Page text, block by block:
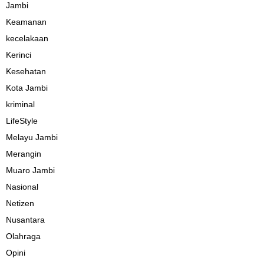
Jambi
Keamanan
kecelakaan
Kerinci
Kesehatan
Kota Jambi
kriminal
LifeStyle
Melayu Jambi
Merangin
Muaro Jambi
Nasional
Netizen
Nusantara
Olahraga
Opini